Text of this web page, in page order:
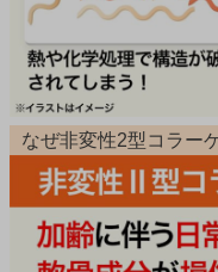
なぜ非変性2型コラー